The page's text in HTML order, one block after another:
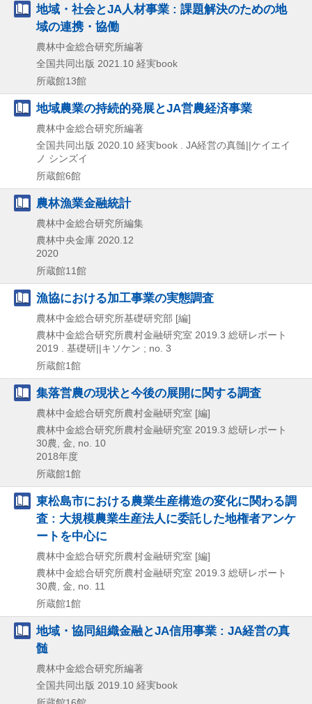
地域・社会とJA人材事業 : 課題解決のための地
域の連携・協働
農林中金総合研究所編著
全国共同出版 2021.10 経実book
所蔵館13館
地域農業の持続的発展とJA営農経済事業
農林中金総合研究所編著
全国共同出版 2020.10 経実book . JA経営の真髄||ケイエイ
ノ シンズイ
所蔵館6館
農林漁業金融統計
農林中金総合研究所編集
農林中央金庫 2020.12
2020
所蔵館11館
漁協における加工事業の実態調査
農林中金総合研究所基礎研究部 [編]
農林中金総合研究所農村金融研究室 2019.3 総研レポート
2019 . 基礎研||キソケン ; no. 3
所蔵館1館
集落営農の現状と今後の展開に関する調査
農林中金総合研究所農村金融研究室 [編]
農林中金総合研究所農村金融研究室 2019.3 総研レポート
30農, 金,
no. 10
2018年度
所蔵館1館
東松島市における農業生産構造の変化に関わる調
査 : 大規模農業生産法人に委託した地権者アンケ
ートを中心に
農林中金総合研究所農村金融研究室 [編]
農林中金総合研究所農村金融研究室 2019.3 総研レポート
30農, 金,
no. 11
所蔵館1館
地域・協同組織金融とJA信用事業 : JA経営の真
髄
農林中金総合研究所編著
全国共同出版 2019.10 経実book